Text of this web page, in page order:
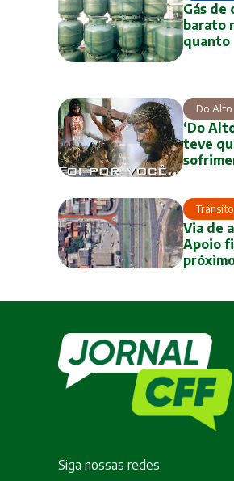
Gás de
barato
quanto
Do Alto
‘Do
teve
Trânsito
Via de
Apoio
Siga nossas redes: